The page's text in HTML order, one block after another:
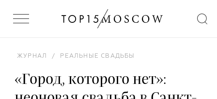
ЖУРНАЛ / РЕАЛЬНЫЕ СВАДЬБЫ
«Город, которого нет»: